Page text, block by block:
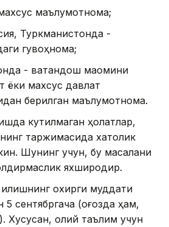
маълумотнома;
Туркманистонда -
гувоҳнома;
- ватандош мақомини
ёки махсус давлат
берилган маълумотнома.
кутилмаган ҳолатлар,
таржимасида хатолик
Шунинг учун, бу масалани
яхшироқдир.
охирги муддати
сентябргача (қоғозда ҳам,
Хусусан, олий таълим учун